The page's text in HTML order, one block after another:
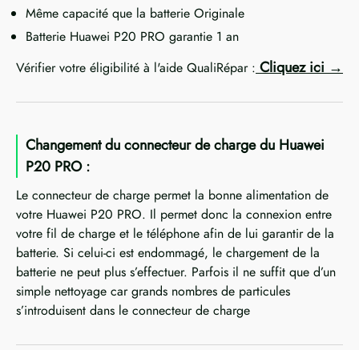
Même capacité que la batterie Originale
Batterie Huawei P20 PRO garantie 1 an
Vérifier votre éligibilité à l'aide QualiRépar : Cliquez ici
Changement du connecteur de charge du Huawei
P20 PRO :
Le connecteur de charge permet la bonne alimentation de
votre Huawei P20 PRO. Il permet donc la connexion entre
votre fil de charge et le téléphone afin de lui garantir de la
batterie. Si celui-ci est endommagé, le chargement de la
batterie ne peut plus s’effectuer. Parfois il ne suffit que d’un
simple nettoyage car grands nombres de particules
s’introduisent dans le connecteur de charge